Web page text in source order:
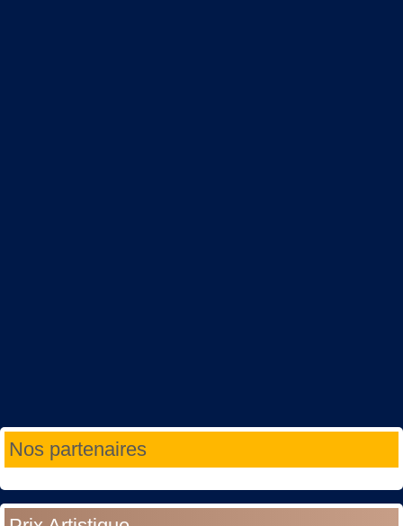
Nos partenaires
Année
précédente
Mois
précédent
Année
suivante
Mois
suivant